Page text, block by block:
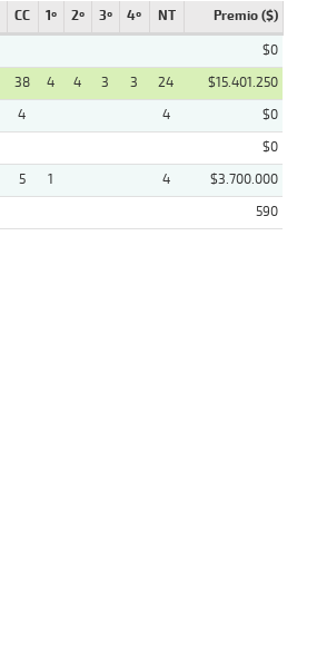
CC 1º 2º 3º 4º NT Premio ($)
$0
38 4 4 3 3 24
$15.401.250
4 4
$0
$0
5 1 4
$3.700.000
590